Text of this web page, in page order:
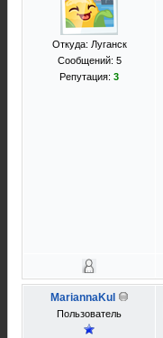
Откуда: Луганск
Сообщений: 5
Репутация: 3
MariannaKul
Пользователь